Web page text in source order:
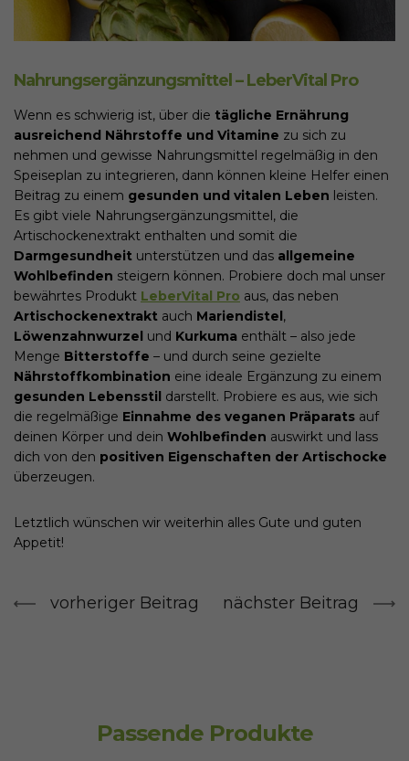
Nahrungsergänzungsmittel – LeberVital Pro
Wenn es schwierig ist, über die tägliche Ernährung
ausreichend Nährstoffe und Vitamine zu sich zu
nehmen und gewisse Nahrungsmittel regelmäßig in den
Speiseplan zu integrieren, dann können kleine Helfer einen
Beitrag zu einem gesunden und vitalen Leben leisten.
Es gibt viele Nahrungsergänzungsmittel, die
Artischockenextrakt enthalten und somit die
Darmgesundheit unterstützen und das allgemeine
Wohlbefinden steigern können. Probiere doch mal unser
bewährtes Produkt LeberVital Pro aus, das neben
Artischockenextrakt auch Mariendistel,
Löwenzahnwurzel und Kurkuma enthält – also jede
Menge Bitterstoffe – und durch seine gezielte
Nährstoffkombination eine ideale Ergänzung zu einem
gesunden Lebensstil darstellt. Probiere es aus, wie sich
die regelmäßige Einnahme des veganen Präparats auf
deinen Körper und dein Wohlbefinden auswirkt und lass
dich von den positiven Eigenschaften der Artischocke
überzeugen.
Letztlich wünschen wir weiterhin alles Gute und guten
Appetit!
vorheriger Beitrag nächster Beitrag
Passende Produkte